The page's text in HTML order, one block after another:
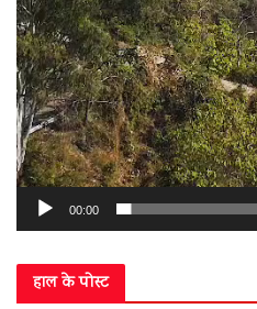
00:00
हाल के पोस्ट